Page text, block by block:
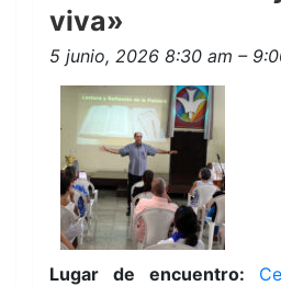
viva»
5 junio, 2026 8:30 am –
Lugar de encuentro: